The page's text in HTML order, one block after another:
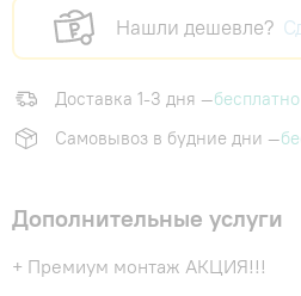
Нашли дешевле?
Доставка 1-3 дня —бесплатно
Самовывоз в будние дни —
Дополнительные услуги
+ Премиум монтаж АКЦИЯ!!!